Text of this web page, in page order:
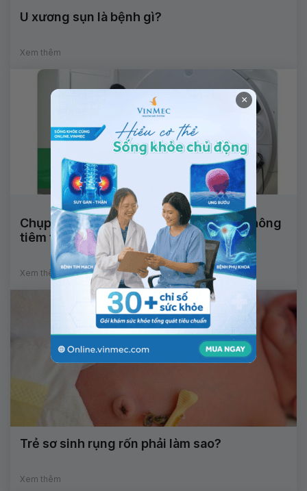
U xương sụn là bệnh gì?
Xem thêm
Chụp cắt lớp vi tính cột sống cổ có và không
tiêm thuốc cản quang
Xem thêm
Trẻ sơ sinh rụng rốn phải làm sao?
Xem thêm
×